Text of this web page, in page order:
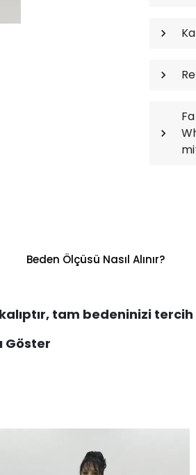
Beden Ölçüsü Nasıl Alınır?
tam bedeninizi tercih
Göster